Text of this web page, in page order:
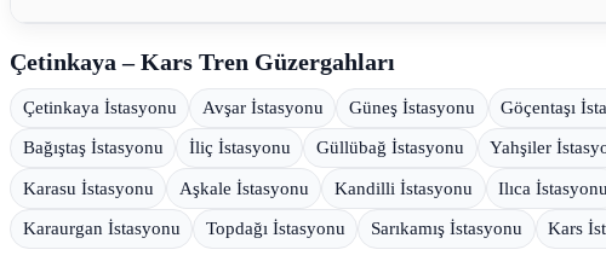
Çetinkaya – Kars Tren Güzergahları
Çetinkaya İstasyonu Avşar İstasyonu Güneş İstasyonu Göçentaşı
Bağıştaş İstasyonu İliç İstasyonu Güllübağ İstasyonu Yahşiler
Karasu İstasyonu Aşkale İstasyonu Kandilli İstasyonu Ilıca İstasyonu
Karaurgan İstasyonu Topdağı İstasyonu Sarıkamış İstasyonu Kars